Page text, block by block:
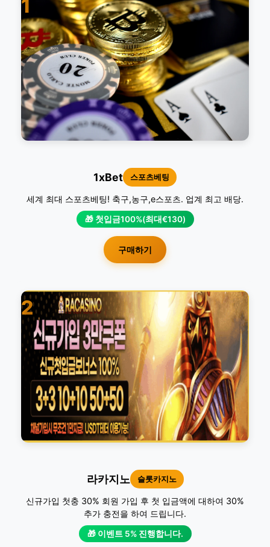
1
1xBet 스포츠베팅
세계 최대 스포츠베팅! 축구,농구,e스포츠. 업계 최고 배당.
🎁 첫입금100%(최대€130)
구매하기
2
라카지노 슬롯카지노
신규가입 첫충 30% 회원 가입 후 첫 입금액에 대하여 30%
추가 충전을 하여 드립니다.
🎁 이벤트 5% 진행합니다.